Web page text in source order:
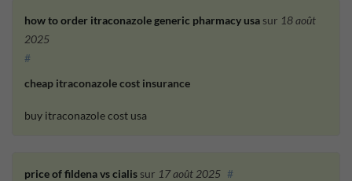
how to order itraconazole generic pharmacy usa sur 18 août
2025
#
cheap itraconazole cost insurance
buy itraconazole cost usa
price of fildena vs cialis sur 17 août 2025 #